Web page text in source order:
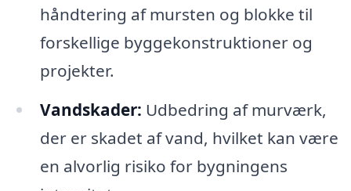
håndtering af mursten og blokke til
forskellige byggekonstruktioner og
projekter.
Vandskader: Udbedring af murværk,
der er skadet af vand, hvilket kan være
en alvorlig risiko for bygningens